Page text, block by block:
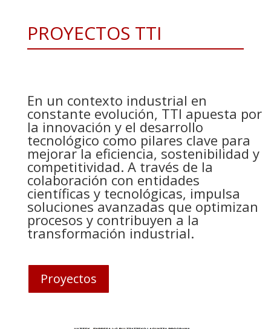
PROYECTOS TTI
En un contexto industrial en
constante evolución, TTI apuesta por
la innovación y el desarrollo
tecnológico como pilares clave para
mejorar la eficiencia, sostenibilidad y
competitividad. A través de la
colaboración con entidades
científicas y tecnológicas, impulsa
soluciones avanzadas que optimizan
procesos y contribuyen a la
transformación industrial.
Proyectos